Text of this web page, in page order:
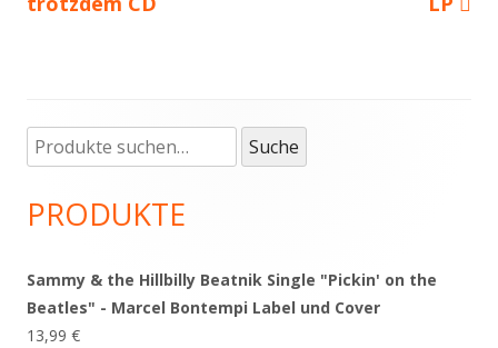
Haupt-
Seitenleiste
Suche
nach:
Suche
PRODUKTE
Sammy & the Hillbilly Beatnik Single "Pickin' on the
Beatles" - Marcel Bontempi Label und Cover
13,99 €